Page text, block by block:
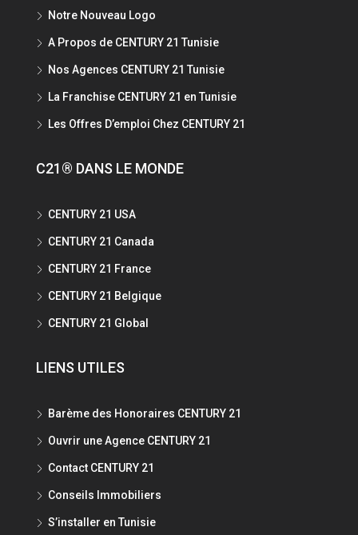
Notre Nouveau Logo
A Propos de CENTURY 21 Tunisie
Nos Agences CENTURY 21 Tunisie
La Franchise CENTURY 21 en Tunisie
Les Offres D’emploi Chez CENTURY 21
C21® DANS LE MONDE
CENTURY 21 USA
CENTURY 21 Canada
CENTURY 21 France
CENTURY 21 Belgique
CENTURY 21 Global
LIENS UTILES
Barème des Honoraires CENTURY 21
Ouvrir une Agence CENTURY 21
Contact CENTURY 21
Conseils Immobiliers
S’installer en Tunisie